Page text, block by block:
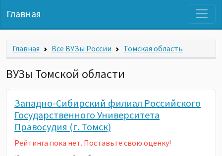
Главная
Главная Все ВУЗы России Томская область
ВУЗы Томской области
Западно-Сибирский филиал Российского
Государственного Университета
Правосудия (г. Томск)
Рейтинга пока нет. Поставьте свою оценку!